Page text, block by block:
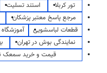
تور کربلا
استند تسلیت
مرجع پاسخ معتبر پزشکان
قطعات لباسشویی
نمایندگی بوش در تهران
قیمت و خرید سمعک